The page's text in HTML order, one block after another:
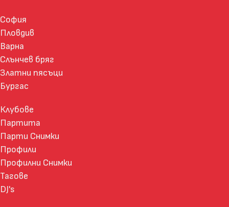
София
Пловдив
Варна
Слънчев бряг
Златни пясъци
Бургас
Клубове
Партита
Парти Снимки
Профили
Профилни Снимки
Тагове
DJ's